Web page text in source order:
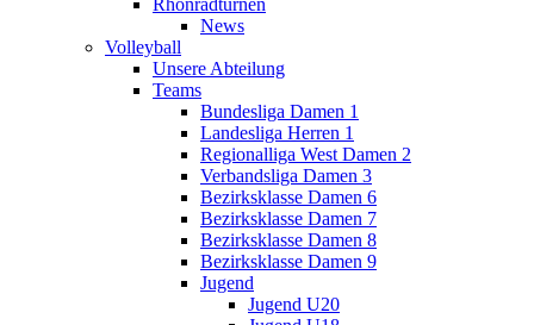
News
Volleyball
Unsere Abteilung
Teams
Bundesliga Damen 1
Landesliga Herren 1
Regionalliga West Damen 2
Verbandsliga Damen 3
Bezirksklasse Damen 6
Bezirksklasse Damen 7
Bezirksklasse Damen 8
Bezirksklasse Damen 9
Jugend
Jugend U20